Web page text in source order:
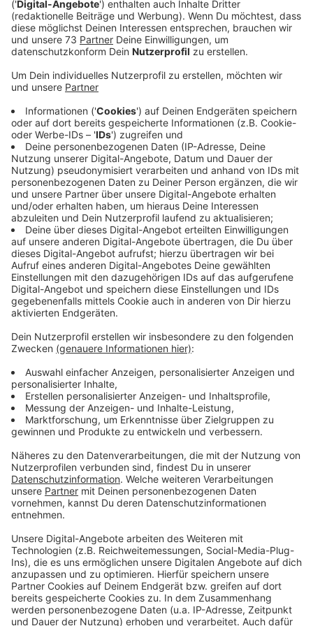
Anzeige
Szenario der Übung
Anzeige
Heute (02.Oktober 2024)machen sich zahlreiche
Feuerwehrleute und Rettungskräfte aus dem
Westmünsterland auf den Weg nach Enschede. Dort
findet eine große deutsch-niederländische
Katastrophenschutzübung statt. Die Übung simuliert
eine fiktive Katastrophe mit einer großen Anzahl an
Verletzten. Konkret geht es um einen Zusammenstoß
zwischen einem Bus und einem Zug an einem
Bahnübergang. Ein Augenzeuge meldet den Unfall,
kann jedoch keine genaue Anzahl der Verletzten
angeben. Die Einsatzkräfte müssen mit dieser
Großübung ist es, die grenzüberschreitende
deutschen Rettungsdiensten zu stärken. Der
Schwerpunkt liegt dabei auf der Alarmierung und
Kommunikation der Einsatzkräfte sowie der
Beförderung von Patienten in Krankenhäuser. An der
Rettungskräfte mit 20 Fahrzeugen teil. Zum ersten
Mal ist auch ein Rettungshubschrauber der ADAC-
Luftrettungsstation Rheine dabei.